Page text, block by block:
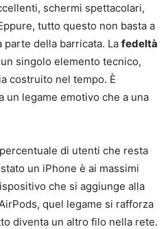
schermi spettacolari,
tutto questo non basta a
parte della barricata. La fedeltà
singolo elemento tecnico,
costruito nel tempo. È
un legame emotivo che a una
di utenti che resta
un iPhone è ai massimi
che si aggiunge alla
quel legame si rafforza
diventa un altro filo nella rete.